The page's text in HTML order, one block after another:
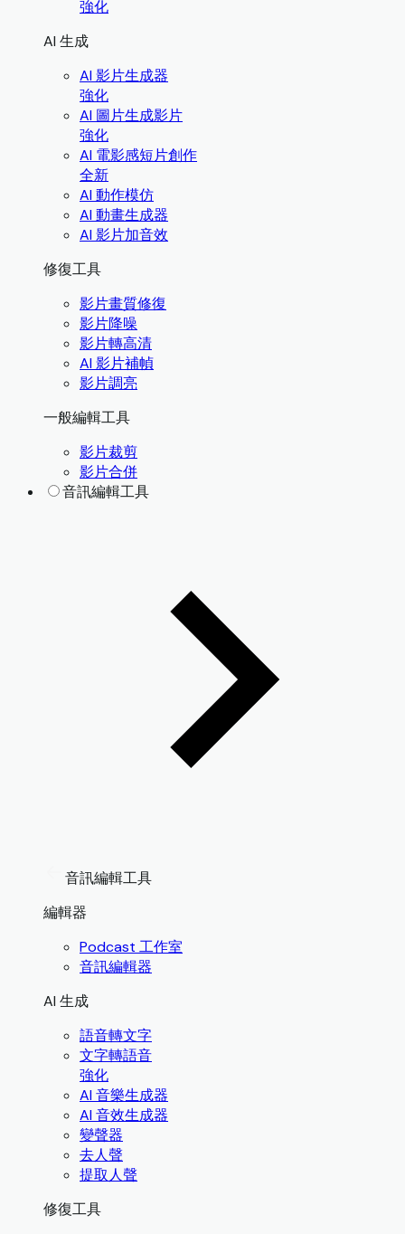
強化
AI 生成
AI 影片生成器
強化
AI 圖片生成影片
強化
AI 電影感短片創作
全新
AI 動作模仿
AI 動畫生成器
AI 影片加音效
修復工具
影片畫質修復
影片降噪
影片轉高清
AI 影片補幀
影片調亮
一般編輯工具
影片裁剪
影片合併
音訊編輯工具
音訊編輯工具
編輯器
Podcast 工作室
音訊編輯器
AI 生成
語音轉文字
文字轉語音
強化
AI 音樂生成器
AI 音效生成器
變聲器
去人聲
提取人聲
修復工具